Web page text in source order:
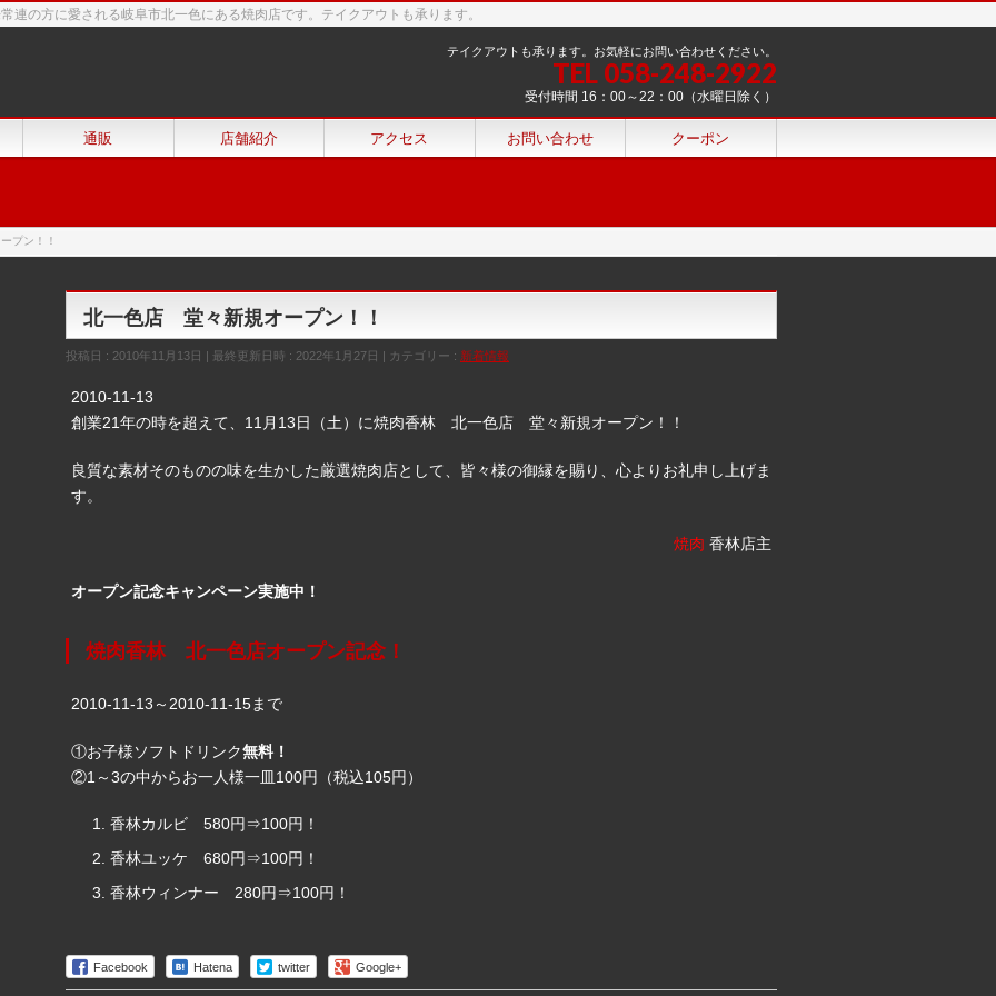
連の方に愛される岐阜市北一色にある焼肉店です。テイクアウトも承ります。
テイクアウトも承ります。お気軽にお問い合わせください。
TEL 058-248-2922
受付時間 16：00～22：00（水曜日除く）
通販 店舗紹介 アクセス お問い合わせ クーポン
プン！！
北一色店 堂々新規オープン！！
投稿日 : 2010年11月13日 最終更新日時 : 2022年1月27日 カテゴリー : 新着情報
2010-11-13
創業21年の時を超えて、11月13日（土）に焼肉香林 北一色店 堂々新規オープン！！
良質な素材そのものの味を生かした厳選焼肉店として、皆々様の御縁を賜り、心よりお礼申し上げま
す。
焼肉 香林店主
オープン記念キャンペーン実施中！
焼肉香林 北一色店オープン記念！
2010-11-13～2010-11-15まで
①お子様ソフトドリンク無料！
②1～3の中からお一人様一皿100円（税込105円）
香林カルビ 580円⇒100円！
香林ユッケ 680円⇒100円！
香林ウィンナー 280円⇒100円！
Facebook Hatena twitter Google+